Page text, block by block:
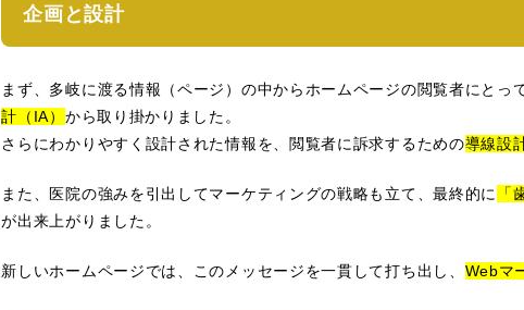
企画と設計
まず、多岐に渡る情報（ページ）の中からホームページの閲覧者にとっ
計（IA） から取り掛かりました。
さらにわかりやすく設計された情報を、閲覧者に訴求するための導線設
また、医院の強みを引出してマーケティングの戦略も立て、最終的に 「
が出来上がりました。
新しいホームページでは、このメッセージを一貫して打ち出し、 Webマ